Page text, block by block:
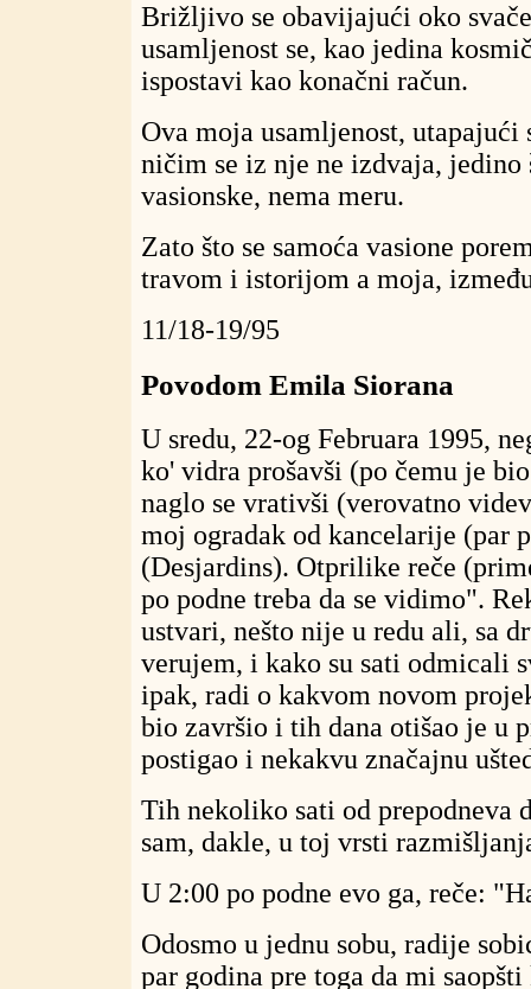
Brižljivo se obavijajući oko
usamljenost se, kao jedina
ispostavi kao konačni račun.
Ova moja usamljenost, utapajući
ničim se iz nje ne izdvaja, jedino
vasionske, nema meru.
Zato što se samoća vasione
travom i istorijom a moja,
11/18-19/95
Povodom Emila Siorana
U sredu, 22-og Februara 1995,
ko' vidra prošavši (po čemu je
naglo se vrativši (verovatno
moj ogradak od kancelarije (par
(Desjardins). Otprilike reče
po podne treba da se vidimo".
ustvari, nešto nije u redu ali, sa
verujem, i kako su sati odmicali
ipak, radi o kakvom novom
bio završio i tih dana otišao je u
postigao i nekakvu značajnu
Tih nekoliko sati od prepodneva
sam, dakle, u toj vrsti
U 2:00 po podne evo ga, reče:
Odosmo u jednu sobu, radije
par godina pre toga da mi